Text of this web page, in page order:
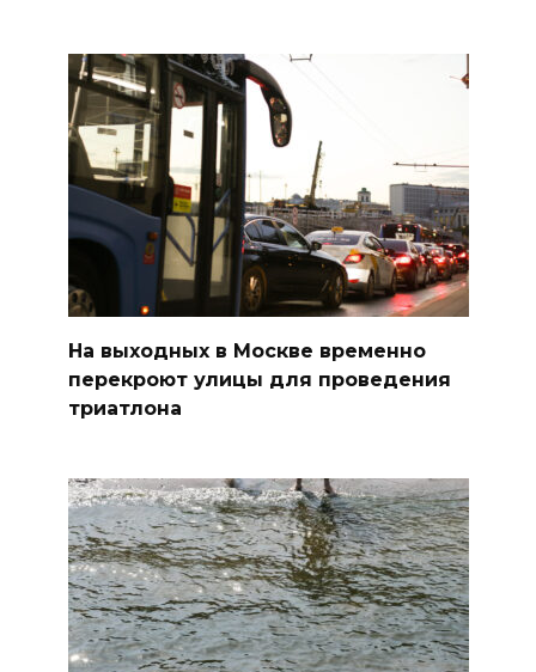
На выходных в Москве временно
перекроют улицы для проведения
триатлона